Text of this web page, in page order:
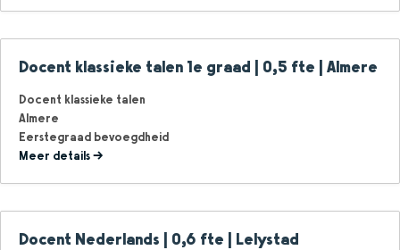
Docent klassieke talen 1e graad | 0,5 fte | Almere
Docent klassieke talen
Almere
Eerstegraad bevoegdheid
Meer details
Docent Nederlands | 0,6 fte | Lelystad